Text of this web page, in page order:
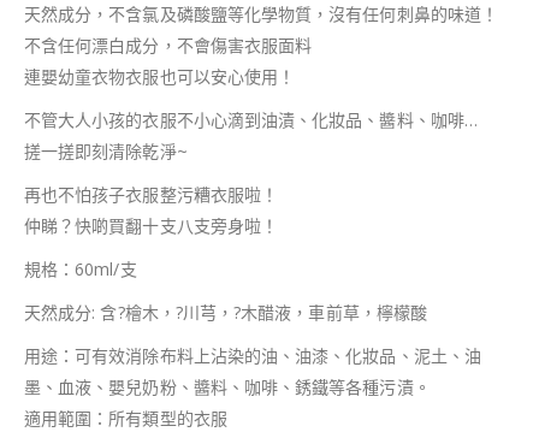
天然成分，不含氯及磷酸鹽等化學物質，沒有任何刺鼻的味道！
不含任何漂白成分，不會傷害衣服面料
連嬰幼童衣物衣服也可以安心使用！
不管大人小孩的衣服不小心滴到油漬、化妝品、醬料、咖啡…
搓一搓即刻清除乾淨~
再也不怕孩子衣服整污糟衣服啦！
仲睇？快啲買翻十支八支旁身啦！
規格：60ml/支
天然成分: 含?檜木， ?川芎，?木醋液，車前草，檸檬酸
用途：可有效消除布料上沾染的油、油漆、化妝品、泥土、油
墨、血液、嬰兒奶粉、醬料、咖啡、銹鐵等各種污漬。
適用範圍：所有類型的衣服